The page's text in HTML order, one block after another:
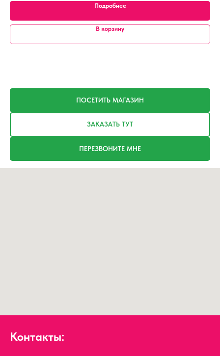
Подробнее
В корзину
ПОСЕТИТЬ МАГАЗИН
ЗАКАЗАТЬ ТУТ
ПЕРЕЗВОНИТЕ МНЕ
Контакты: